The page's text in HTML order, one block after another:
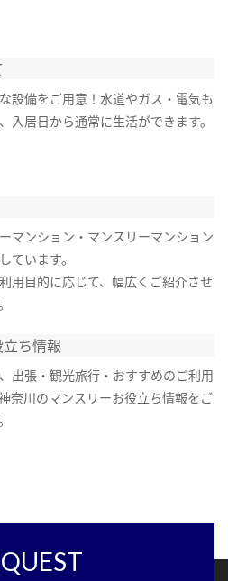
設備をご用意！水道やガス・電気も
入居日から通常に生活ができます。
マンション・マンスリーマンション
ています。
用目的に応じて、幅広くご紹介させ
ち情報
出張・観光旅行・おすすめのご利用
奈川のマンスリーお役立ち情報をご